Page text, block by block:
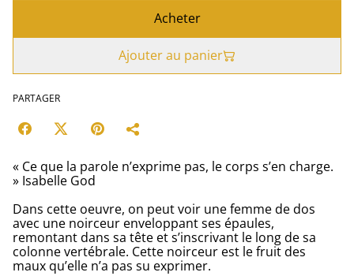
Acheter
Ajouter au panier
PARTAGER
« Ce que la parole n’exprime pas, le corps s’en charge.
» Isabelle God
Dans cette oeuvre, on peut voir une femme de dos
avec une noirceur enveloppant ses épaules,
remontant dans sa tête et s’inscrivant le long de sa
colonne vertébrale. Cette noirceur est le fruit des
maux qu’elle n’a pas su exprimer.